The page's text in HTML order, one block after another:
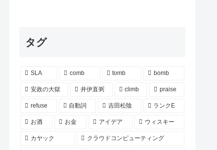
タグ
SLA comb tomb bomb
安政の大獄 井伊直弼 climb praise
refuse 自動詞 吉田松陰 ランクE
お酒 お金 アイデア ウィスキー
カヤック クラウドコンピューティング